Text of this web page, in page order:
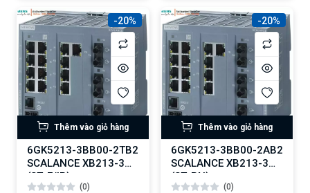
-20%
Thêm vào giỏ hàng
6GK5213-3BB00-2TB2
SCALANCE XB213-3
(ST, E/IP)
(0)
-20%
Thêm vào giỏ hàng
6GK5213-3BB00-2AB2
SCALANCE XB213-3
(ST, PN)
(0)